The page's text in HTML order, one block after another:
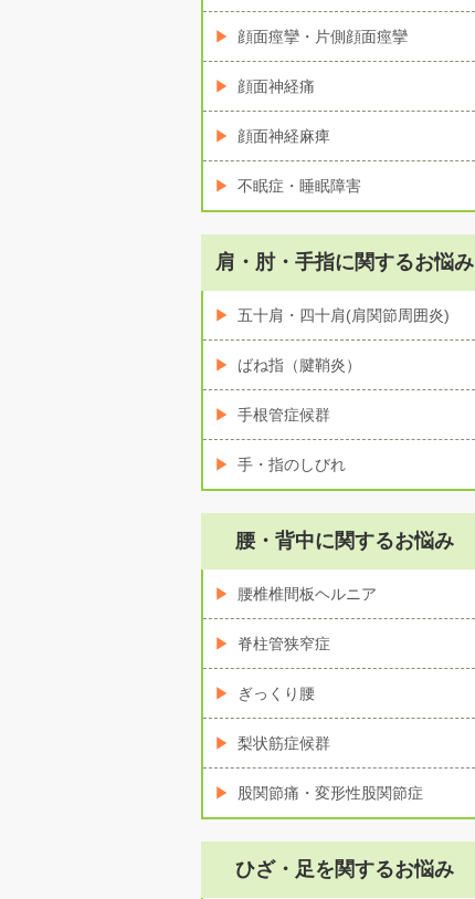
顔面痙攣・片側顔面痙攣
顔面神経痛
顔面神経麻痺
不眠症・睡眠障害
肩・肘・手指に関するお悩み
五十肩・四十肩(肩関節周囲炎)
ばね指（腱鞘炎）
手根管症候群
手・指のしびれ
腰・背中に関するお悩み
腰椎椎間板ヘルニア
脊柱管狭窄症
ぎっくり腰
梨状筋症候群
股関節痛・変形性股関節症
ひざ・足を関するお悩み